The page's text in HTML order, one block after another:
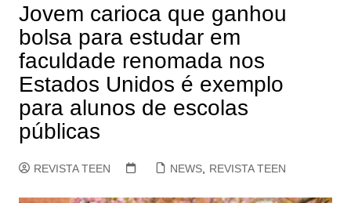
Jovem carioca que ganhou
bolsa para estudar em
faculdade renomada nos
Estados Unidos é exemplo
para alunos de escolas
públicas
REVISTA TEEN NEWS, REVISTA TEEN